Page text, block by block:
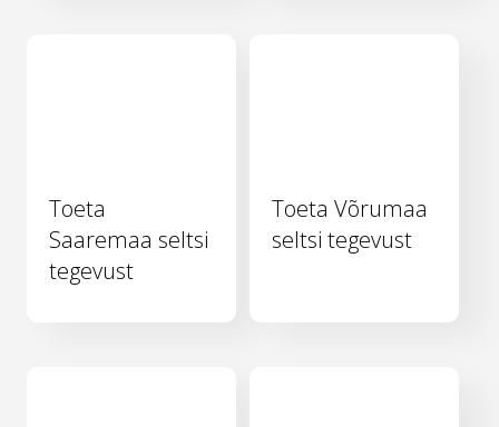
Toeta
Saaremaa seltsi
tegevust
Toeta Võrumaa
seltsi tegevust